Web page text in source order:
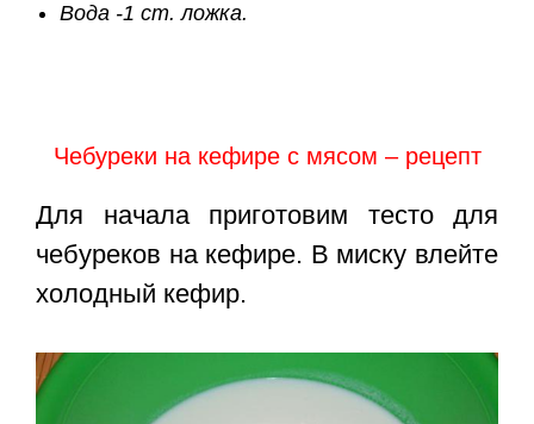
Вода -1 ст. ложка.
Чебуреки на кефире с мясом – рецепт
Для начала приготовим тесто для
чебуреков на кефире. В миску влейте
холодный кефир.